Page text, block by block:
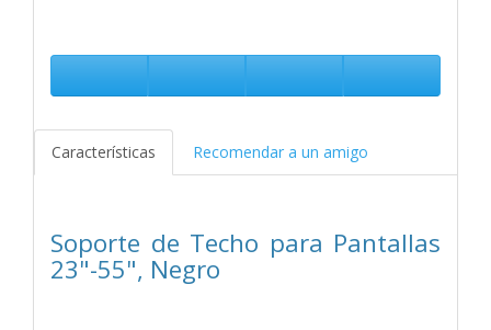
Características Recomendar a un amigo
Soporte de Techo para Pantallas
23"-55", Negro